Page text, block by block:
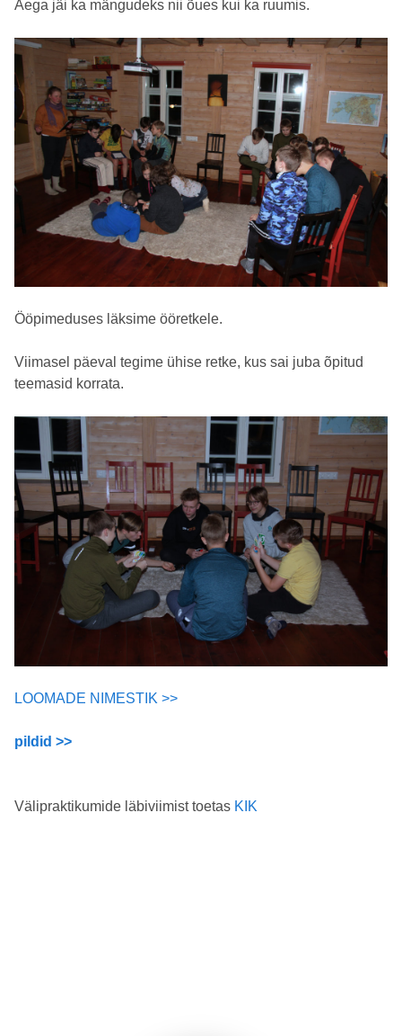
Aega jäi ka mängudeks nii õues kui ka ruumis.
Ööpimeduses läksime ööretkele.
Viimasel päeval tegime ühise retke, kus sai juba õpitud
teemasid korrata.
LOOMADE NIMESTIK >>
pildid >>
Välipraktikumide läbiviimist toetas KIK